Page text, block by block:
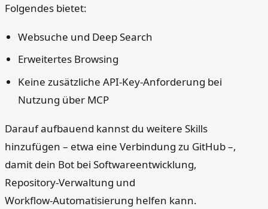
Folgendes bietet:
Websuche und Deep Search
Erweitertes Browsing
Keine zusätzliche API‑Key‑Anforderung bei
Nutzung über MCP
Darauf aufbauend kannst du weitere Skills
hinzufügen – etwa eine Verbindung zu GitHub –,
damit dein Bot bei Softwareentwicklung,
Repository‑Verwaltung und
Workflow‑Automatisierung helfen kann.